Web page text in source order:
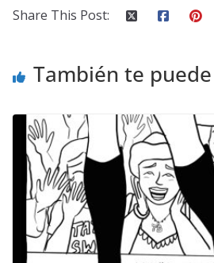
Share This Post:
También te